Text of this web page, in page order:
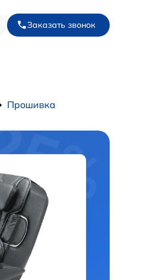
Заказать звонок
Прошивка